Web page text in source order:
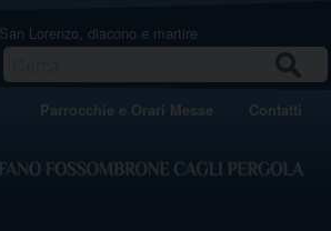
San Lorenzo, diacono e martire
Parrocchie e Orari Messe Contatti